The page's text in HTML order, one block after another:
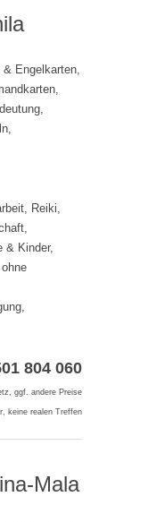
& Engelkarten,
Reiki,
& Kinder,
804 060
ggf. andere Preise
keine realen Treffen
Mala